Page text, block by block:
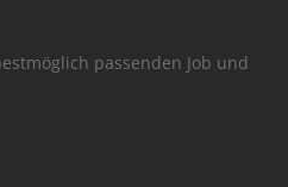
passenden Job und